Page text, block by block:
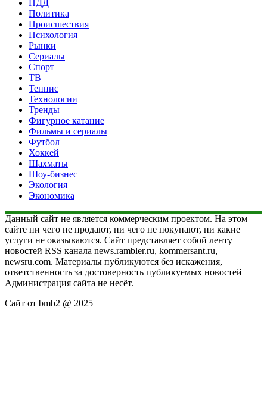
ПДД
Политика
Происшествия
Психология
Рынки
Сериалы
Спорт
ТВ
Теннис
Технологии
Тренды
Фигурное катание
Фильмы и сериалы
Футбол
Хоккей
Шахматы
Шоу-бизнес
Экология
Экономика
Данный сайт не является коммерческим проектом. На этом
сайте ни чего не продают, ни чего не покупают, ни какие
услуги не оказываются. Сайт представляет собой ленту
новостей RSS канала news.rambler.ru, kommersant.ru,
newsru.com. Материалы публикуются без искажения,
ответственность за достоверность публикуемых новостей
Администрация сайта не несёт.
Сайт от bmb2 @ 2025